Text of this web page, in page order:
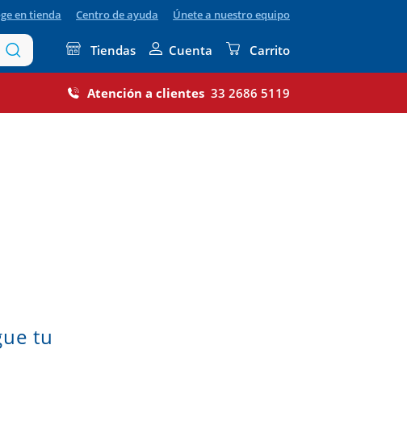
en tienda Centro de ayuda Únete a nuestro equipo
Tiendas Cuenta Carrito
Atención a clientes 33 2686 5119
tu